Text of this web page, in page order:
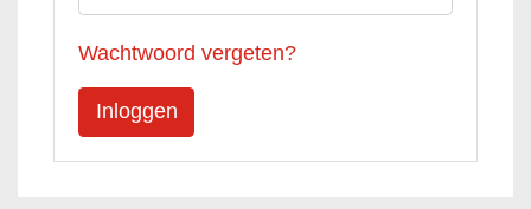
Wachtwoord vergeten?